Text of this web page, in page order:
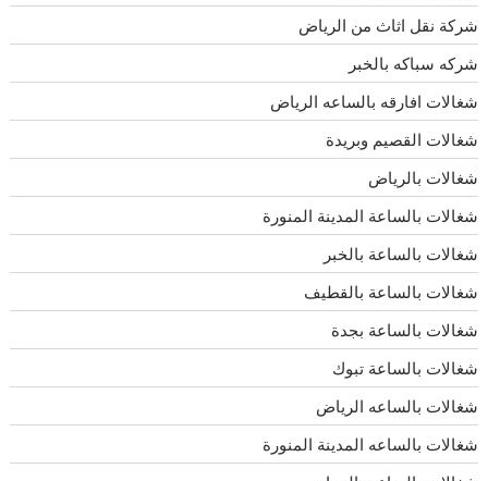
شركة نقل اثاث من الرياض
شركه سباكه بالخبر
شغالات افارقه بالساعه الرياض
شغالات القصيم وبريدة
شغالات بالرياض
شغالات بالساعة المدينة المنورة
شغالات بالساعة بالخبر
شغالات بالساعة بالقطيف
شغالات بالساعة بجدة
شغالات بالساعة تبوك
شغالات بالساعه الرياض
شغالات بالساعه المدينة المنورة